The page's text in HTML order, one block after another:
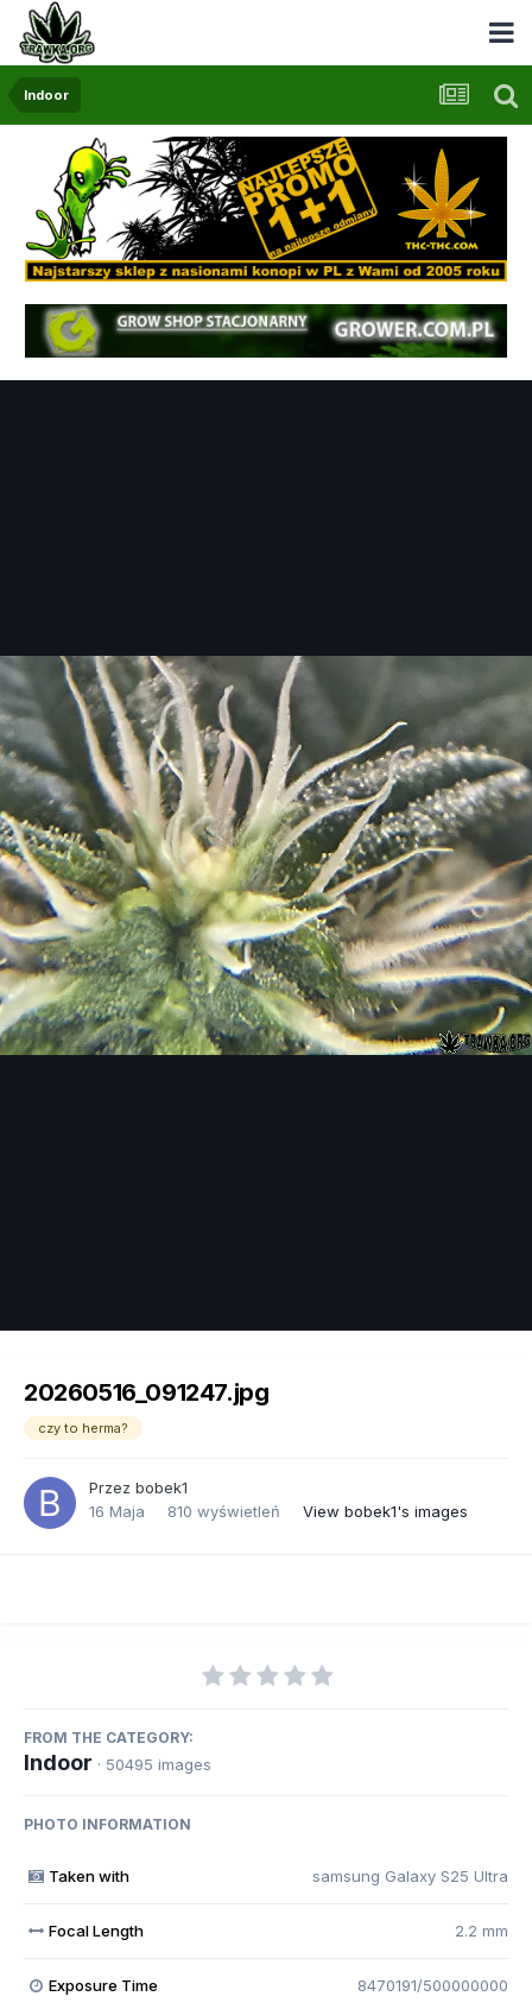
Indoor
20260516_091247.jpg
czy to herma?
Przez bobek1
16 Maja
810 wyświetleń View bobek1's images
FROM THE CATEGORY:
Indoor · 50495 images
PHOTO INFORMATION
Taken with samsung Galaxy S25 Ultra
Focal Length 2.2 mm
Exposure Time 8470191/500000000